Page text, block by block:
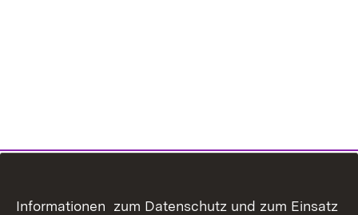
Informationen zum Datenschutz und zum Einsatz